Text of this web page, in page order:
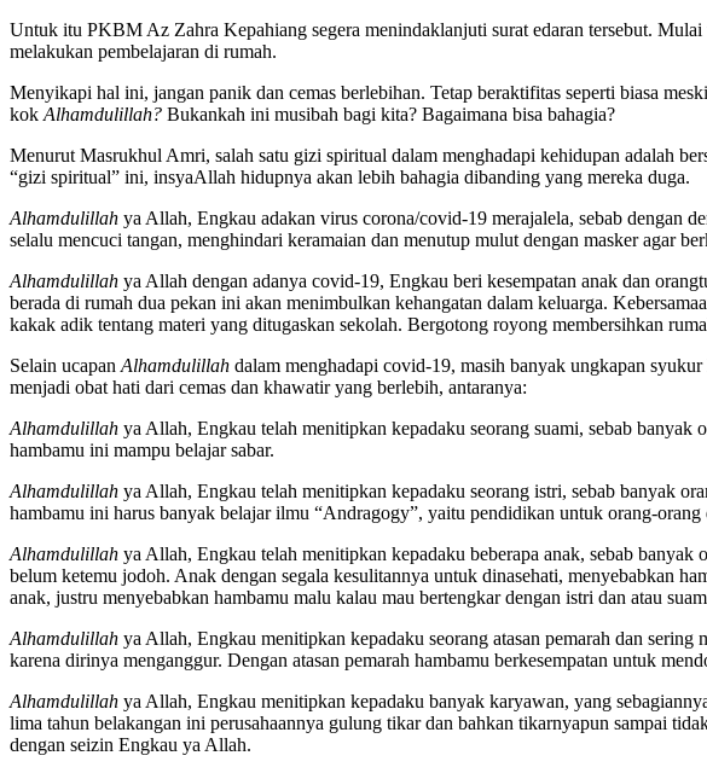
Untuk itu PKBM Az Zahra Kepahiang segera menindaklanjuti surat edaran tersebut.
melakukan pembelajaran di rumah.
Menyikapi hal ini, jangan panik dan cemas berlebihan. Tetap beraktifitas seperti biasa
kok Alhamdulillah? Bukankah ini musibah bagi kita? Bagaimana bisa bahagia?
Menurut Masrukhul Amri, salah satu gizi spiritual dalam menghadapi kehidupan adalah
“gizi spiritual” ini, insyaAllah hidupnya akan lebih bahagia dibanding yang mereka duga.
Alhamdulillah ya Allah, Engkau adakan virus corona/covid-19 merajalela, sebab dengan
selalu mencuci tangan, menghindari keramaian dan menutup mulut dengan masker agar
Alhamdulillah ya Allah dengan adanya covid-19, Engkau beri kesempatan anak dan
berada di rumah dua pekan ini akan menimbulkan kehangatan dalam keluarga.
kakak adik tentang materi yang ditugaskan sekolah. Bergotong royong membersihkan
Selain ucapan Alhamdulillah dalam menghadapi covid-19, masih banyak ungkapan
menjadi obat hati dari cemas dan khawatir yang berlebih, antaranya:
Alhamdulillah ya Allah, Engkau telah menitipkan kepadaku seorang suami, sebab
hambamu ini mampu belajar sabar.
Alhamdulillah ya Allah, Engkau telah menitipkan kepadaku seorang istri, sebab banyak
hambamu ini harus banyak belajar ilmu “Andragogy”, yaitu pendidikan untuk orang-orang
Alhamdulillah ya Allah, Engkau telah menitipkan kepadaku beberapa anak, sebab
belum ketemu jodoh. Anak dengan segala kesulitannya untuk dinasehati, menyebabkan
anak, justru menyebabkan hambamu malu kalau mau bertengkar dengan istri dan atau
Alhamdulillah ya Allah, Engkau menitipkan kepadaku seorang atasan pemarah dan
karena dirinya menganggur. Dengan atasan pemarah hambamu berkesempatan untuk
Alhamdulillah ya Allah, Engkau menitipkan kepadaku banyak karyawan, yang
lima tahun belakangan ini perusahaannya gulung tikar dan bahkan tikarnyapun sampai
dengan seizin Engkau ya Allah.